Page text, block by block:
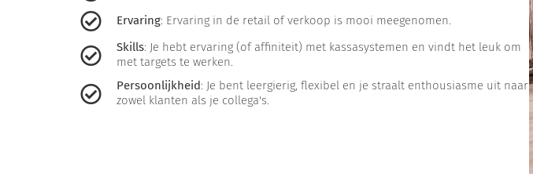
Ervaring: Ervaring in de retail of verkoop is mooi meegenomen.
Skills: Je hebt ervaring (of affiniteit) met kassasystemen en vindt het leuk om
met targets te werken.
Persoonlijkheid: Je bent leergierig, flexibel en je straalt enthousiasme uit naar
zowel klanten als je collega's.